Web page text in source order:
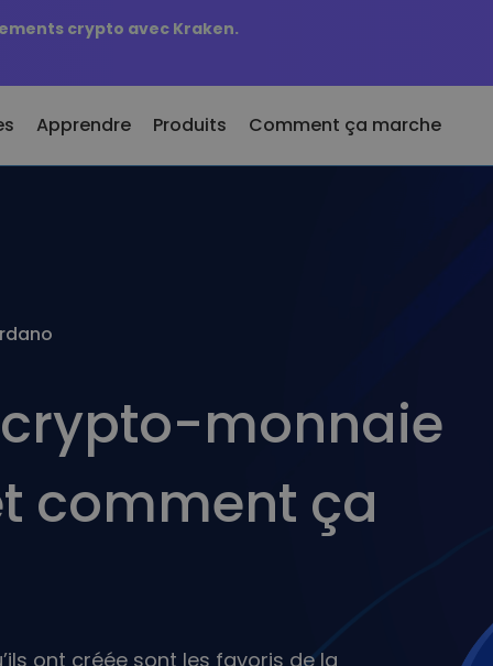
crypto avec Kraken.
cela vaudait
Apprendre Produits
de la crypto
intelligente d'investir
crypto-monnaies
Kriptomat
Investissements réguliers (DCA)
Comment ça marche
monnaie
comment ça
ont créée sont les favoris de la